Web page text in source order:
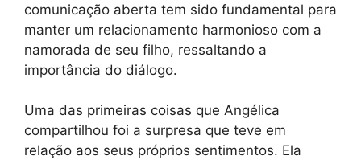
comunicação aberta tem sido fundamental para
manter um relacionamento harmonioso com a
namorada de seu filho, ressaltando a
importância do diálogo.
Uma das primeiras coisas que Angélica
compartilhou foi a surpresa que teve em
relação aos seus próprios sentimentos. Ela